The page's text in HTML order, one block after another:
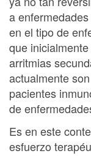
a
en el tipo de
que
arritmias
actualmente
pacientes
de
Es en este
esfuerzo